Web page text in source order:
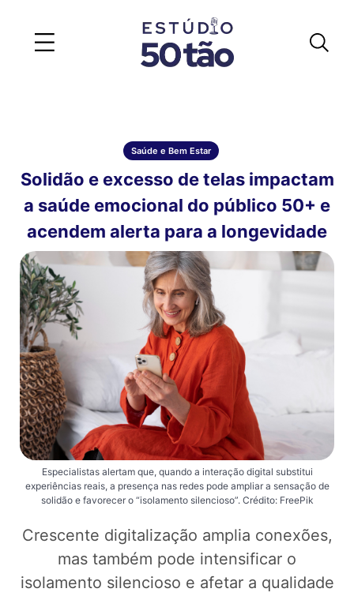
Saúde e Bem Estar
Solidão e excesso de telas impactam
a saúde emocional do público 50+ e
acendem alerta para a longevidade
Especialistas alertam que, quando a interação digital substitui
experiências reais, a presença nas redes pode ampliar a sensação de
solidão e favorecer o “isolamento silencioso”. Crédito: FreePik
Crescente digitalização amplia conexões,
mas também pode intensificar o
isolamento silencioso e afetar a qualidade